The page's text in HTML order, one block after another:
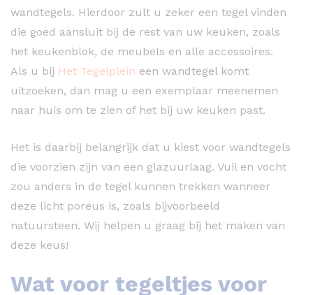
wandtegels. Hierdoor zult u zeker een tegel vinden
die goed aansluit bij de rest van uw keuken, zoals
het keukenblok, de meubels en alle accessoires.
Als u bij Het Tegelplein een wandtegel komt
uitzoeken, dan mag u een exemplaar meenemen
naar huis om te zien of het bij uw keuken past.
Het is daarbij belangrijk dat u kiest voor wandtegels
die voorzien zijn van een glazuurlaag. Vuil en vocht
zou anders in de tegel kunnen trekken wanneer
deze licht poreus is, zoals bijvoorbeeld
natuursteen. Wij helpen u graag bij het maken van
deze keus!
Wat voor tegeltjes voor